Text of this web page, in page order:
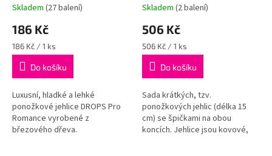
Skladem (27 balení)
186 Kč
Měrná
cena:
186 Kč / 1 ks
Do košíku
Luxusní, hladké a lehké
ponožkové jehlice DROPS Pro
Romance vyrobené z
březového dřeva.
Skladem (2 balení)
506 Kč
Měrná
cena:
506 Kč / 1 ks
Do košíku
Sada krátkých, tzv.
ponožkových jehlic (délka 15
cm) se špičkami na obou
koncích. Jehlice jsou kovové,